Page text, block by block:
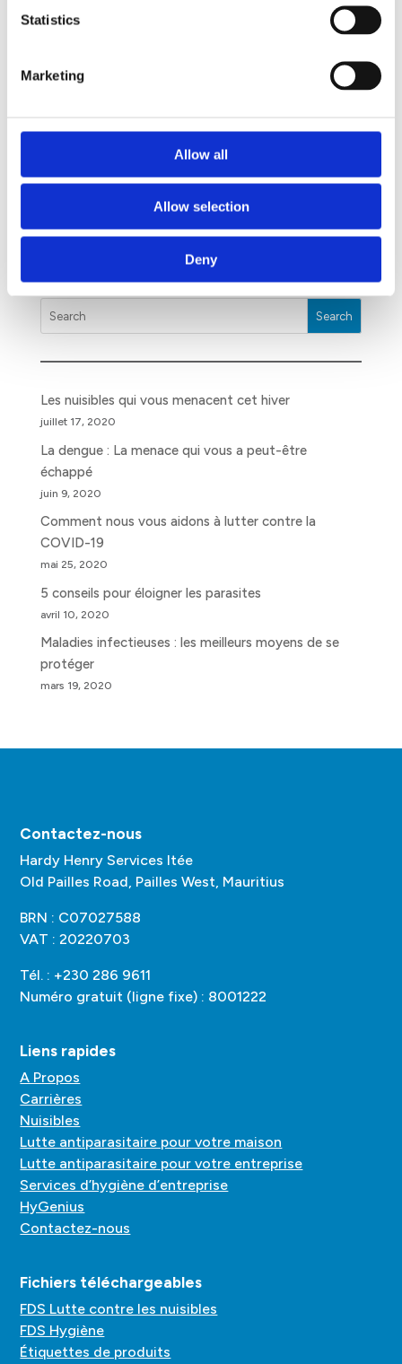
Statistics
Marketing
Allow all
Allow selection
Deny
prestation complète
harmonieuse au décor environnant, GENIE
transformera l’expérience de vos toilettes pour vos
occasion la perception de l’entreprise. En tant que
fournisseurs exclusifs des produits de la marque
Initial à Maurice, nous proposons ces diffuseurs de
parfums, ainsi que tous les services annexes liés au
périodique, le tout réalisé par nos experts.
Search
Les nuisibles qui vous menacent cet hiver
juillet 17, 2020
La dengue : La menace qui vous a peut-être
échappé
juin 9, 2020
Comment nous vous aidons à lutter contre la
COVID-19
mai 25, 2020
5 conseils pour éloigner les parasites
avril 10, 2020
Maladies infectieuses : les meilleurs moyens de se
protéger
mars 19, 2020
Contactez-nous
Hardy Henry Services ltée
Old Pailles Road, Pailles West, Mauritius
BRN : C07027588
VAT : 20220703
Tél. : +230 286 9611
Numéro gratuit (ligne fixe) : 8001222
Liens rapides
A Propos
Carrières
Nuisibles
Lutte antiparasitaire pour votre maison
Lutte antiparasitaire pour votre entreprise
Services d’hygiène d’entreprise
HyGenius
Contactez-nous
Fichiers téléchargeables
FDS Lutte contre les nuisibles
FDS Hygiène
Étiquettes de produits